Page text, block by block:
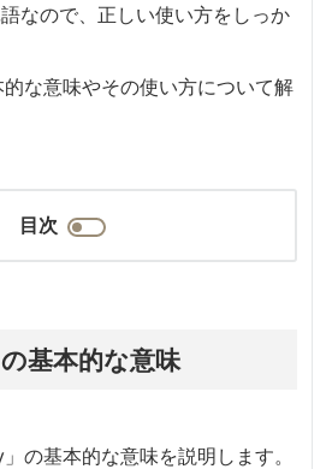
なので、正しい使い方をしっか
な意味やその使い方について解
目次
基本的な意味
の基本的な意味を説明します。